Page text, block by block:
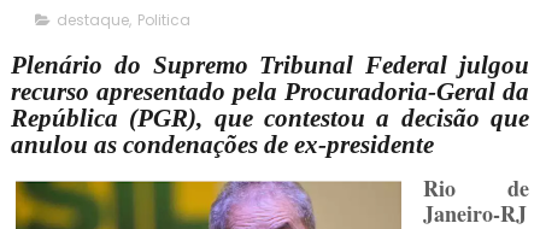
destaque, Politica
Plenário do Supremo Tribunal Federal julgou
recurso apresentado pela Procuradoria-Geral da
República (PGR), que contestou a decisão que
anulou as condenações de ex-presidente
Rio de
Janeiro-RJ